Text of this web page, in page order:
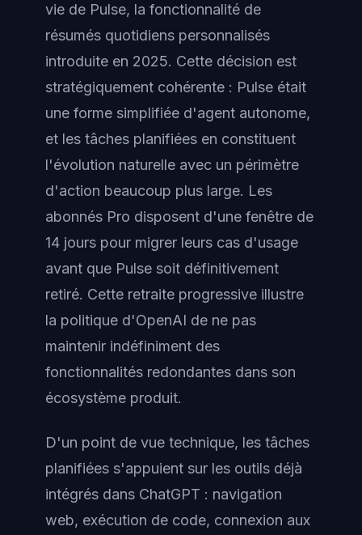
vie de Pulse, la fonctionnalité de
résumés quotidiens personnalisés
introduite en 2025. Cette décision est
stratégiquement cohérente : Pulse était
une forme simplifiée d'agent autonome,
et les tâches planifiées en constituent
l'évolution naturelle avec un périmètre
d'action beaucoup plus large. Les
abonnés Pro disposent d'une fenêtre de
14 jours pour migrer leurs cas d'usage
avant que Pulse soit définitivement
retiré. Cette retraite progressive illustre
la politique d'OpenAI de ne pas
maintenir indéfiniment des
fonctionnalités redondantes dans son
écosystème produit.
D'un point de vue technique, les tâches
planifiées s'appuient sur les outils déjà
intégrés dans ChatGPT : navigation
web, exécution de code, connexion aux